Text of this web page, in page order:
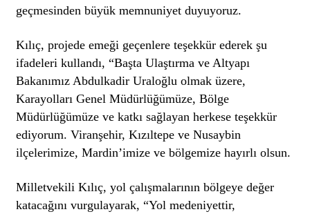
geçmesinden büyük memnuniyet duyuyoruz.
Kılıç, projede emeği geçenlere teşekkür ederek şu
ifadeleri kullandı, “Başta Ulaştırma ve Altyapı
Bakanımız Abdulkadir Uraloğlu olmak üzere,
Karayolları Genel Müdürlüğümüze, Bölge
Müdürlüğümüze ve katkı sağlayan herkese teşekkür
ediyorum. Viranşehir, Kızıltepe ve Nusaybin
ilçelerimize, Mardin’imize ve bölgemize hayırlı olsun.
Milletvekili Kılıç, yol çalışmalarının bölgeye değer
katacağını vurgulayarak, “Yol medeniyettir,